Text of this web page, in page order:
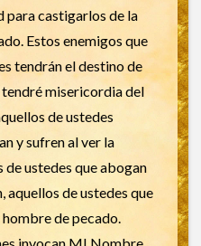
castigarlos de la
Estos enemigos que
tendrán el destino de
tendré misericordia del
de ustedes
y sufren al ver la
ustedes que abogan
aquellos de ustedes que
de pecado.